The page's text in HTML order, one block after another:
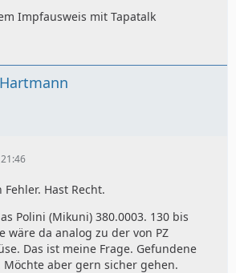
Impfausweis mit Tapatalk
Hast Recht.
Polini (Mikuni) 380.0003. 130 bis
wäre da analog zu der von PZ
Das ist meine Frage. Gefundene
Möchte aber gern sicher gehen.